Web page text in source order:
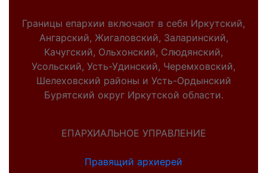
Границы епархии включают в себя Иркутский,
Ангарский, Жигаловский, Заларинский,
Качугский, Ольхонский, Слюдянский,
Усольский, Усть-Удинский, Черемховский,
Шелеховский районы и Усть-Ордынский
Бурятский округ Иркутской области.
ЕПАРХИАЛЬНОЕ УПРАВЛЕНИЕ
Правящий архиерей